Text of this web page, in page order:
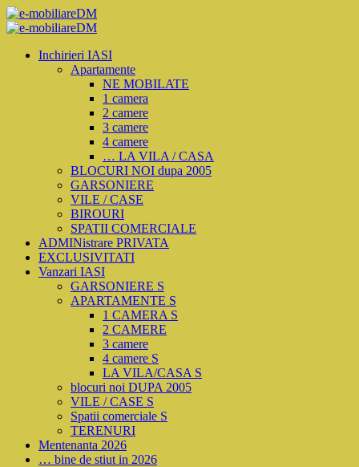
Inchirieri IASI
Apartamente
NE MOBILATE
1 camera
2 camere
3 camere
4 camere
… LA VILA / CASA
BLOCURI NOI dupa 2005
GARSONIERE
VILE / CASE
BIROURI
SPATII COMERCIALE
ADMINistrare PRIVATA
EXCLUSIVITATI
Vanzari IASI
GARSONIERE S
APARTAMENTE S
1 CAMERA S
2 CAMERE
3 camere
4 camere S
LA VILA/CASA S
blocuri noi DUPA 2005
VILE / CASE S
Spatii comerciale S
TERENURI
Mentenanta 2026
… bine de stiut in 2026